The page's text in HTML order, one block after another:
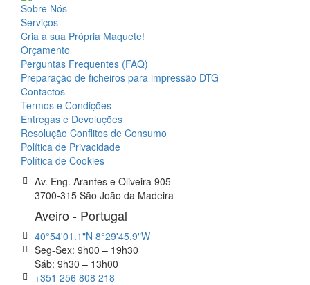
Sobre Nós
Serviços
Cria a sua Própria Maquete!
Orçamento
Perguntas Frequentes (FAQ)
Preparação de ficheiros para impressão DTG
Contactos
Termos e Condições
Entregas e Devoluções
Resolução Conflitos de Consumo
Política de Privacidade
Política de Cookies
Av. Eng. Arantes e Oliveira 905
3700-315 São João da Madeira
Aveiro - Portugal
40°54'01.1"N 8°29'45.9"W
Seg-Sex: 9h00 – 19h30
Sáb: 9h30 – 13h00
+351 256 808 218